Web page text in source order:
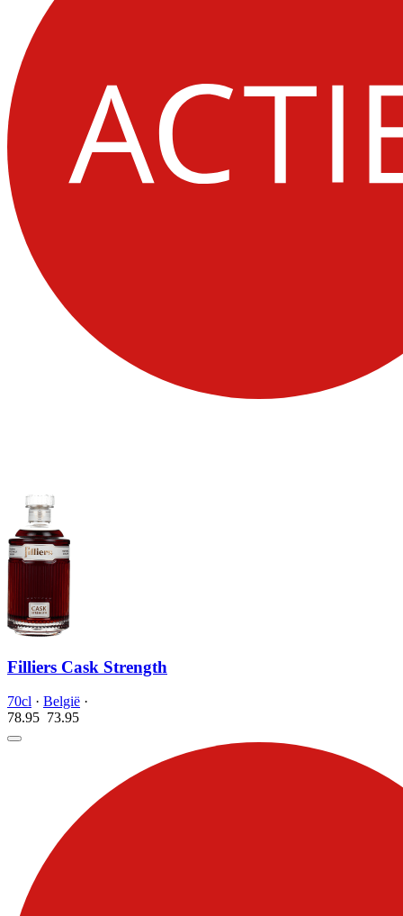
Filliers Cask Strength
70cl · België ·
78.95 73.95